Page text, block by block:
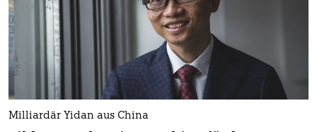
Milliardär Yidan aus China